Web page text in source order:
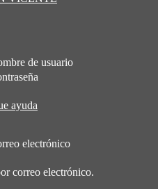
de usuario
ayuda
electrónico
correo electrónico.